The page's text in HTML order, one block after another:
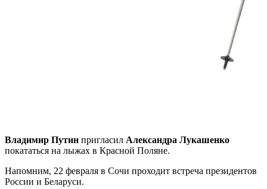
Владимир Путин пригласил Александра Лукашенко
покататься на лыжах в Красной Поляне.
Напомним, 22 февраля в Сочи проходит встреча президентов
России и Беларуси.